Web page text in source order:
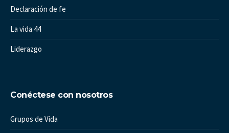
Declaración de fe
La vida 44
Liderazgo
Conéctese con nosotros
Grupos de Vida